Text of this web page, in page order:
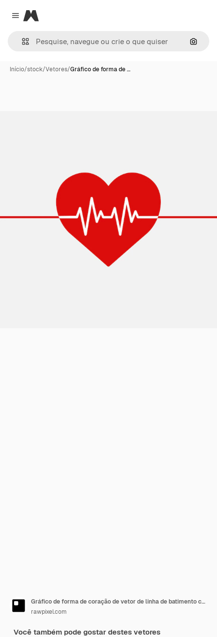
Close menu
Magnific
Início/stock/Vetores/Gráfico de forma de …
Gráfico de forma de coração de vetor de linha de batimento cardíaco médico vermelho no conceito de caridade de saúde
rawpixel.com
Você também pode gostar destes vetores